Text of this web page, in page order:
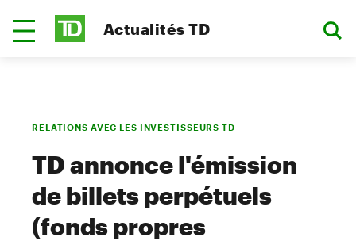
Actualités TD
RELATIONS AVEC LES INVESTISSEURS TD
TD annonce l'émission
de billets perpétuels
(fonds propres